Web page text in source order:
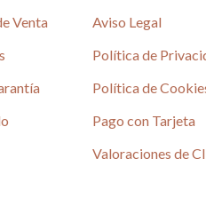
Venta
Aviso Legal
Política de
Política de
Pago con Tarjeta
Valoraciones de